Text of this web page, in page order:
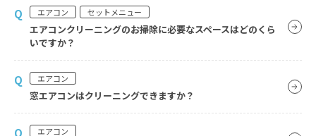
Q エアコン セットメニュー
エアコンクリーニングのお掃除に必要なスペースはどのくら
いですか？
Q エアコン
窓エアコンはクリーニングできますか？
Q エアコン